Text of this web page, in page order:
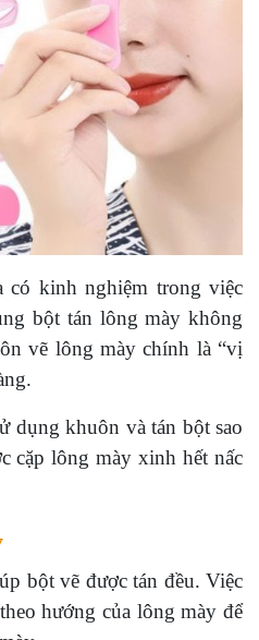
kinh nghiệm trong việc
bột tán lông mày không
vẽ lông mày chính là “vị
dụng khuôn và tán bột sao
cặp lông mày xinh hết nấc
bột vẽ được tán đều. Việc
hướng của lông mày để